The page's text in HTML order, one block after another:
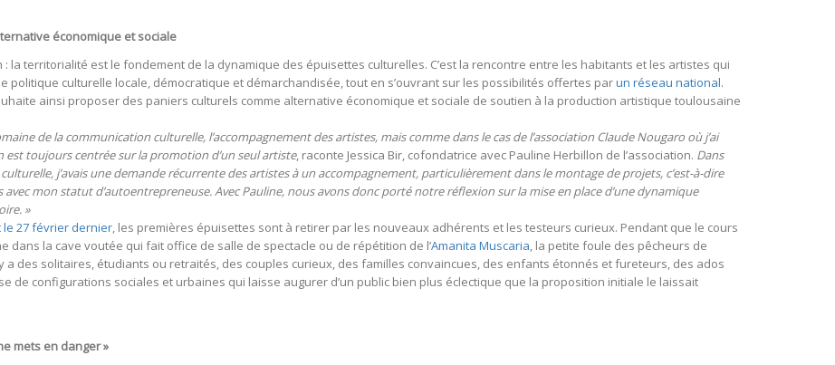
économique et sociale
la territorialité est le fondement de la dynamique des épuisettes culturelles. C’est la rencontre entre les habitants et les artistes qui
politique culturelle locale, démocratique et démarchandisée, tout en s’ouvrant sur les possibilités offertes parun réseau national.
ainsi proposer des paniers culturels comme alternative économique et sociale de soutien à la production artistique toulousaine
de la communication culturelle, l’accompagnement des artistes, mais comme dans le cas de l’association Claude Nougaro où j’ai
est toujours centrée sur la promotion d’un seul artiste, raconte Jessica Bir, cofondatrice avec Pauline Herbillon de l’association. Dans
j’avais une demande récurrente des artistes à un accompagnement, particulièrement dans le montage de projets, c’est-à-dire
mon statut d’autoentrepreneuse. Avec Pauline, nous avons donc porté notre réflexion sur la mise en place d’une dynamique
»
27 février dernier, les premières épuisettes sont à retirer par les nouveaux adhérents et les testeurs curieux. Pendant que le cours
dans la cave voutée qui fait office de salle de spectacle ou de répétition de l’Amanita Muscaria, la petite foule des pêcheurs de
a des solitaires, étudiants ou retraités, des couples curieux, des familles convaincues, des enfants étonnés et fureteurs, des ados
de configurations sociales et urbaines qui laisse augurer d’un public bien plus éclectique que la proposition initiale le laissait
mets en danger »